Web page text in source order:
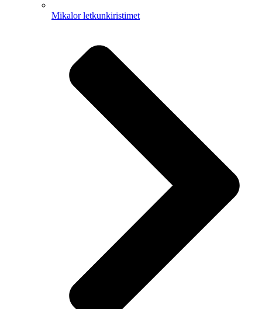
Mikalor letkunkiristimet